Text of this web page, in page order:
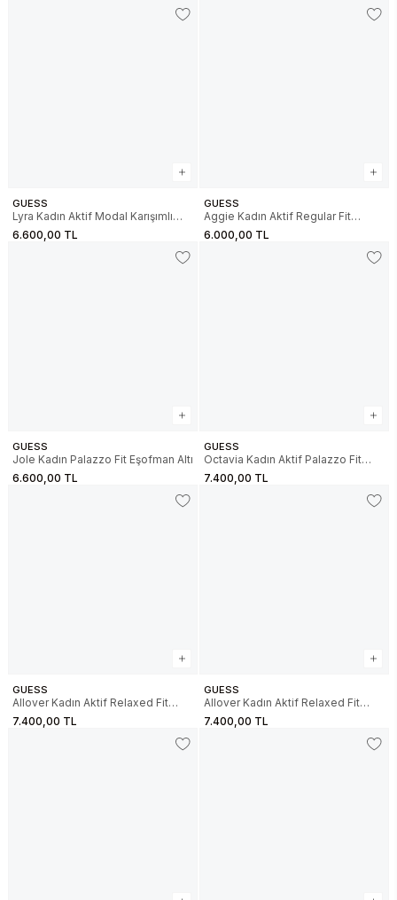
GUESS
Lyra Kadın Aktif Modal Karışımlı
Regular Fit Eşofman Altı
6.600,00 TL
GUESS
Aggie Kadın Aktif Regular Fit
Scuba Eşofman Altı
6.000,00 TL
GUESS
Jole Kadın Palazzo Fit Eşofman Altı
6.600,00 TL
GUESS
Octavia Kadın Aktif Palazzo Fit
Eşofman Altı
7.400,00 TL
GUESS
Allover Kadın Aktif Relaxed Fit
Eşofman Altı
7.400,00 TL
GUESS
Allover Kadın Aktif Relaxed Fit
Eşofman Altı
7.400,00 TL